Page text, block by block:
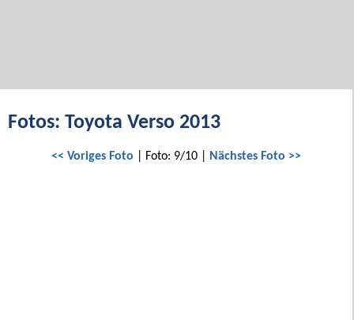
Fotos: Toyota Verso 2013
<< Voriges Foto | Foto: 9/10 | Nächstes Foto >>